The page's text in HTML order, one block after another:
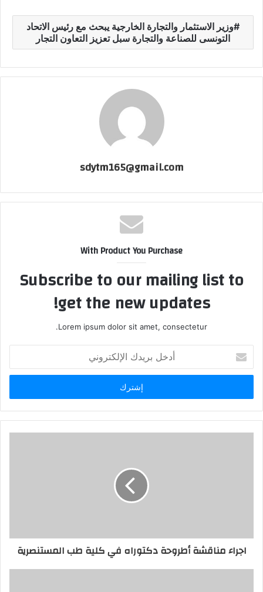
وزير الاستثمار والتجارة الخارجية يبحث مع رئيس الاتحاد
التونسى للصناعة والتجارة سبل تعزيز التعاون التجار
sdytm165@gmail.com
With Product You Purchase
Subscribe to our mailing list to
get the new updates!
Lorem ipsum dolor sit amet, consectetur.
بريدك
الإلكتروني
اجراء مناقشة أطروحة دكتوراه في كلية طب المستنصرية